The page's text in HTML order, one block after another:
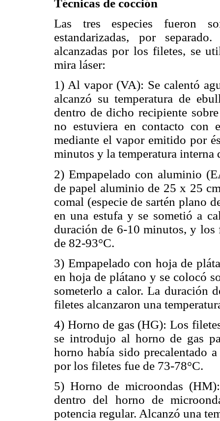
Técnicas de cocción
Las tres especies fueron
estandarizadas, por
alcanzadas por los filetes, se
mira láser:
1) Al vapor (VA): Se calentó
alcanzó su temperatura de
dentro de dicho recipiente
no estuviera en contacto con
mediante el vapor emitido por
minutos y la temperatura interna
2) Empapelado con aluminio
de papel aluminio de 25 x 25
comal (especie de sartén plano
en una estufa y se sometió a
duración de 6-10 minutos, y los
de 82-93°C.
3) Empapelado con hoja de
en hoja de plátano y se colocó
someterlo a calor. La duración
filetes alcanzaron una
4) Horno de gas (HG): Los
se introdujo al horno de gas
horno había sido precalentado
por los filetes fue de 73-78°C.
5) Horno de microondas
dentro del horno de
potencia regular. Alcanzó una